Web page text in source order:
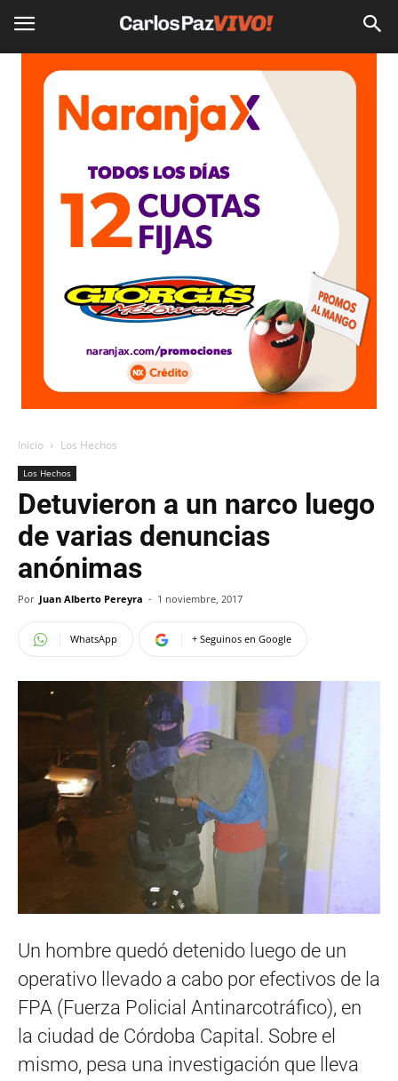
Inicio Los Hechos
Los Hechos
Detuvieron a un narco luego
de varias denuncias
anónimas
Por Juan Alberto Pereyra - 1 noviembre, 2017
WhatsApp + Seguinos en Google
Un hombre quedó detenido luego de un
operativo llevado a cabo por efectivos de la
FPA (Fuerza Policial Antinarcotráfico), en
la ciudad de Córdoba Capital. Sobre el
mismo, pesa una investigación que lleva